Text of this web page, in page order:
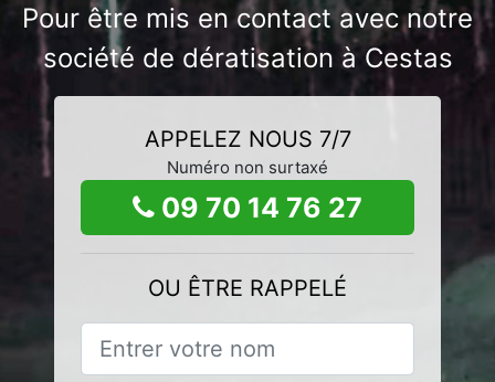
Pour être mis en contact avec notre
société de dératisation à Cestas
APPELEZ NOUS 7/7
Numéro non surtaxé
09 70 14 76 27
OU ÊTRE RAPPELÉ